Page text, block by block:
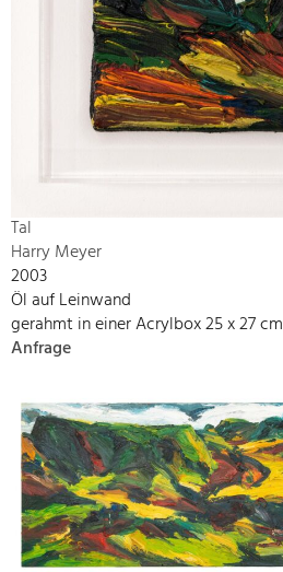
Tal
Harry Meyer
2003
Öl auf Leinwand
gerahmt in einer Acrylbox 25 x 27 cm
Anfrage